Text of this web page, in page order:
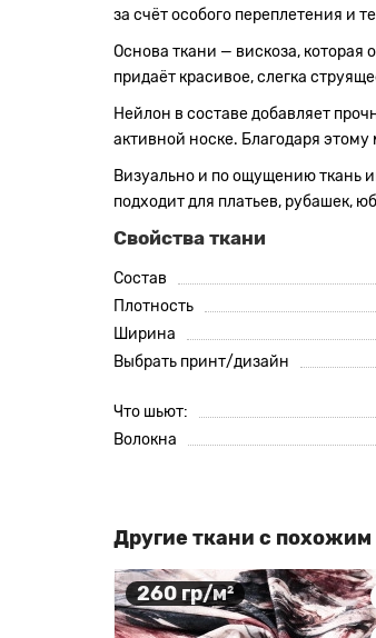
за счёт особого переплетения и
Основа ткани — вискоза,
придаёт красивое, слегка
Нейлон в составе добавляет
активной носке. Благодаря
Визуально и по ощущению ткань
подходит для платьев, рубашек,
Свойства ткани
Состав
Плотность
Ширина
Выбрать принт/дизайн
Что шьют:
Волокна
Другие ткани с
260 гр/м²